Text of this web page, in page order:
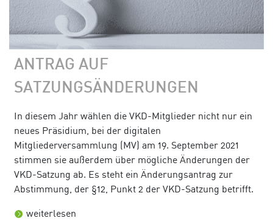
ANTRAG AUF
SATZUNGSÄNDERUNGEN
In diesem Jahr wählen die VKD-Mitglieder nicht nur ein
neues Präsidium, bei der digitalen
Mitgliederversammlung (MV) am 19. September 2021
stimmen sie außerdem über mögliche Änderungen der
VKD-Satzung ab. Es steht ein Änderungsantrag zur
Abstimmung, der §12, Punkt 2 der VKD-Satzung betrifft.
weiterlesen